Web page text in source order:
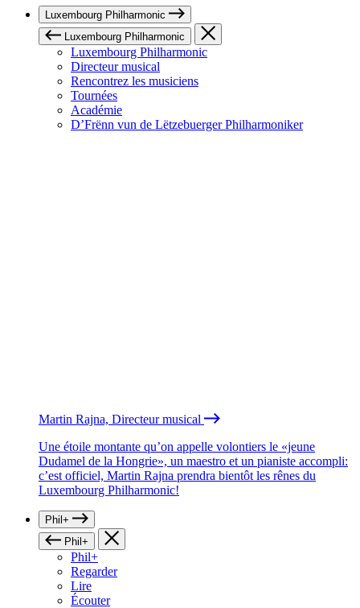
Luxembourg Philharmonic
Luxembourg Philharmonic
Luxembourg Philharmonic
Directeur musical
Rencontrez les musiciens
Tournées
Académie
D’Frënn vun de Lëtzebuerger Philharmoniker
Martin Rajna, Directeur musical
Une étoile montante qu’on appelle volontiers le «jeune
Dudamel de la Hongrie», un maestro et un pianiste accompli:
c’est officiel, Martin Rajna prendra bientôt les rênes du
Luxembourg Philharmonic!
Phil+
Phil+
Phil+
Regarder
Lire
Écouter